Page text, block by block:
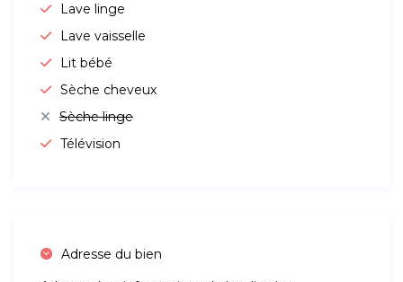
Lave linge
Lave vaisselle
Lit bébé
Sèche cheveux
Sèche linge
Télévision
Adresse du bien